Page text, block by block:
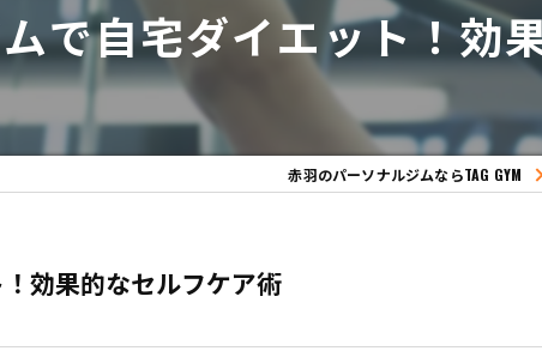
で自宅ダイエット！効
赤羽のパーソナルジムならTAG GYM
効果的なセルフケア術